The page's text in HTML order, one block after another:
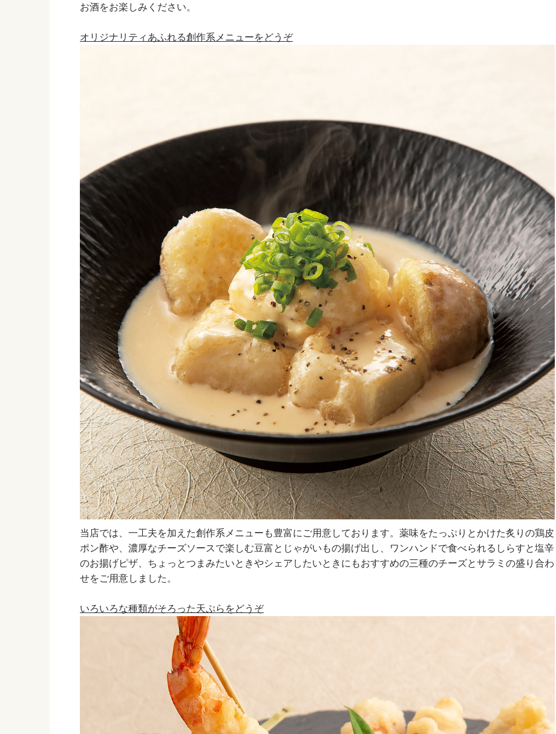
お酒をお楽しみください。
オリジナリティあふれる創作系メニューをどうぞ
当店では、一工夫を加えた創作系メニューも豊富にご用意しております。薬味をたっぷりとかけた炙りの鶏皮
ポン酢や、濃厚なチーズソースで楽しむ豆富とじゃがいもの揚げ出し、ワンハンドで食べられるしらすと塩辛
のお揚げピザ、ちょっとつまみたいときやシェアしたいときにもおすすめの三種のチーズとサラミの盛り合わ
せをご用意しました。
いろいろな種類がそろった天ぷらをどうぞ